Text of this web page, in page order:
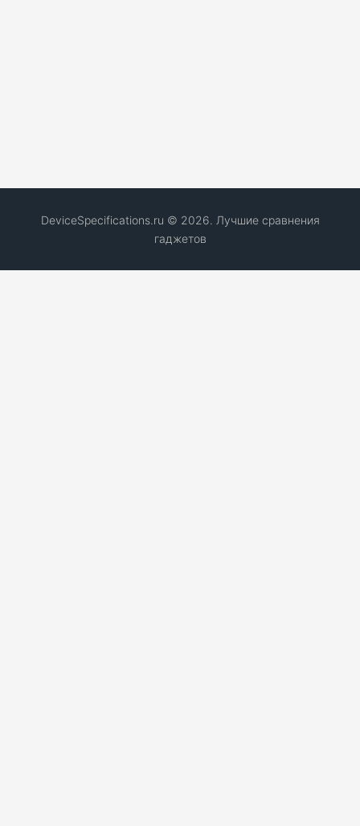
DeviceSpecifications.ru © 2026. Лучшие сравнения
гаджетов